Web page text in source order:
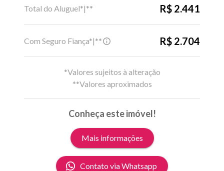
Total do Aluguel*|**
R$ 2.441
Com Seguro Fiança*|** R$ 2.704
*Valores sujeitos à alteração
**Valores aproximados
Conheça este imóvel!
Mais informações
Contato via Whatsapp